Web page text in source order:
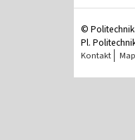
©
Pl.
Kontakt